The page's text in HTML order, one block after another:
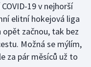
19 v nejhorší
elitní hokejová liga
začnou, tak bez
Možná se mýlím,
za pár měsíců už to